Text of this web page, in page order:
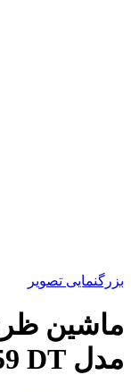
بزرگنمایی تصویر
مدل DWD 59 DT